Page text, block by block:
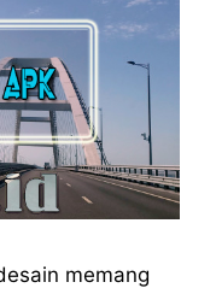
memang